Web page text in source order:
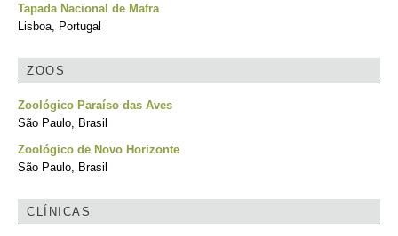
Tapada Nacional de Mafra
Lisboa, Portugal
ZOOS
Zoológico Paraíso das Aves
São Paulo, Brasil
Zoológico de Novo Horizonte
São Paulo, Brasil
CLÍNICAS